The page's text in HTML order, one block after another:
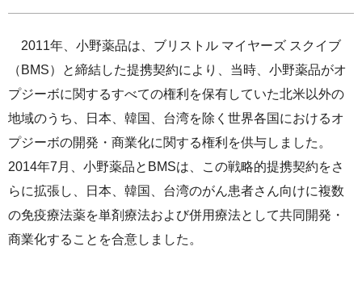
2011年、小野薬品は、ブリストル マイヤーズ スクイブ
（BMS）と締結した提携契約により、当時、小野薬品がオ
プジーボに関するすべての権利を保有していた北米以外の
地域のうち、日本、韓国、台湾を除く世界各国におけるオ
プジーボの開発・商業化に関する権利を供与しました。
2014年7月、小野薬品とBMSは、この戦略的提携契約をさ
らに拡張し、日本、韓国、台湾のがん患者さん向けに複数
の免疫療法薬を単剤療法および併用療法として共同開発・
商業化することを合意しました。